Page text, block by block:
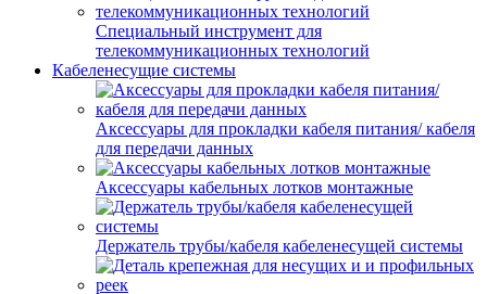
Специальный инструмент для
телекоммуникационных технологий
Кабеленесущие системы
Аксессуары для прокладки кабеля питания/ кабеля
для передачи данных
Аксессуары кабельных лотков монтажные
Держатель трубы/кабеля кабеленесущей системы